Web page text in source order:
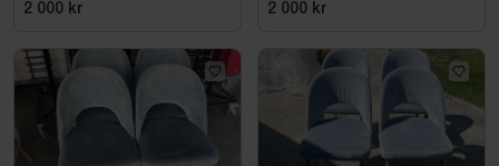
2 000 kr 2 000 kr